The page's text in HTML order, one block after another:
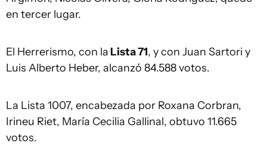
en tercer lugar.
El Herrerismo, con la Lista 71, y con Juan Sartori y
Luis Alberto Heber, alcanzó 84.588 votos.
La Lista 1007, encabezada por Roxana Corbran,
Irineu Riet, María Cecilia Gallinal, obtuvo 11.665
votos.